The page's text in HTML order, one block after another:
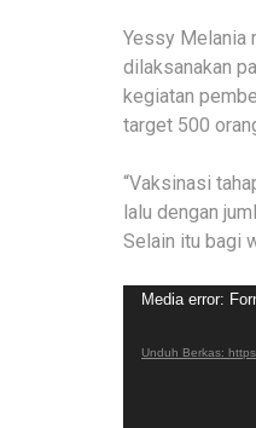
Yessy Melania
dilaksanakan
kegiatan
target 500
“Vaksinasi
lalu dengan
Selain itu bagi
Pemutar
Media error:
Unduh Berkas: